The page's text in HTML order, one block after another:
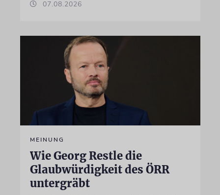
07.08.2026
MEINUNG
Wie Georg Restle die
Glaubwürdigkeit des ÖRR
untergräbt